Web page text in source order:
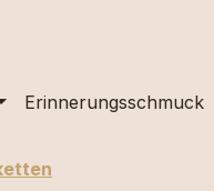
Erinnerungsschmuck